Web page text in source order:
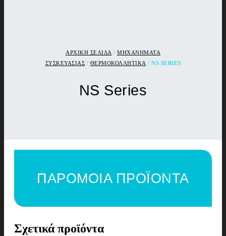
ΑΡΧΙΚΉ ΣΕΛΊΔΑ / ΜΗΧΑΝΗΜΑΤΑ
ΣΥΣΚΕΥΑΣΙΑΣ / ΘΕΡΜΟΚΟΛΛΗΤΙΚΑ / NS SERIES
NS Series
ΠΑΡΟΜΟΙΑ ΠΡΟΪΟΝΤΑ
Σχετικά προϊόντα